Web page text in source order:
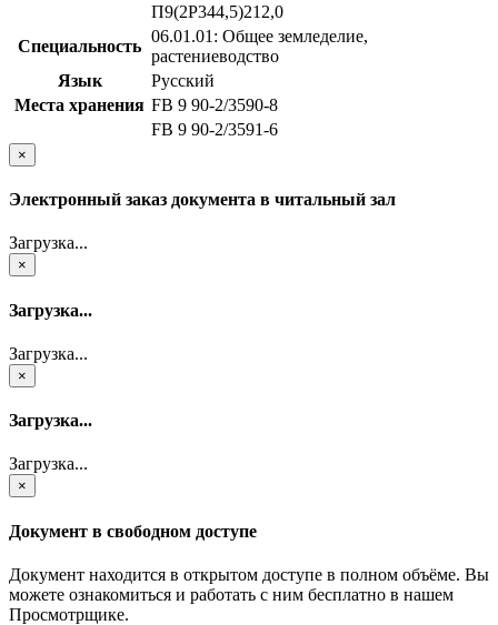
П9(2Р344,5)212,0
Специальность
06.01.01: Общее земледелие,
растениеводство
Язык
Русский
Места хранения FB 9 90-2/3590-8
FB 9 90-2/3591-6
×
Электронный заказ документа в читальный зал
Загрузка...
×
Загрузка...
Загрузка...
×
Загрузка...
Загрузка...
×
Документ в свободном доступе
Документ находится в открытом доступе в полном объёме. Вы
можете ознакомиться и работать с ним бесплатно в нашем
Просмотрщике.